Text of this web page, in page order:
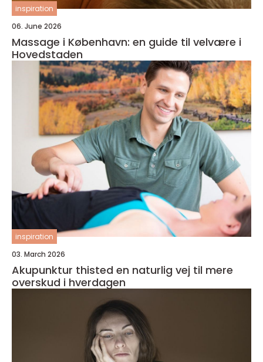
inspiration
06. June 2026
Massage i København: en guide til velvære i
Hovedstaden
inspiration
03. March 2026
Akupunktur thisted en naturlig vej til mere
overskud i hverdagen